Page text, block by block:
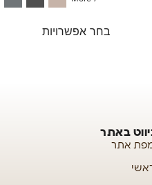
בחר אפשרויות
באתר
אתר